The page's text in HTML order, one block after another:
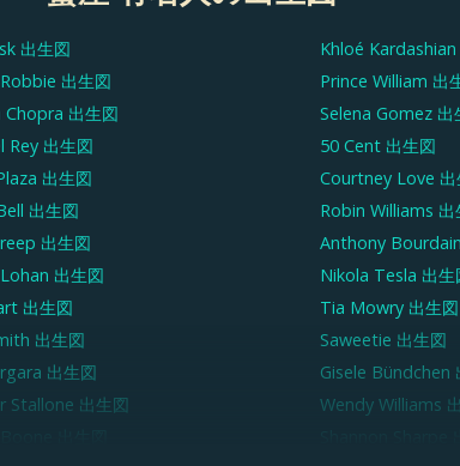
出生図 Khloé Kardashian
出生図 Prince William 出
Chopra 出生図 Selena Gomez 出
Rey 出生図 50 Cent 出生図
出生図 Courtney Love
出生図 Robin Williams 出
出生図 Anthony Bourdain
出生図 Nikola Tesla 出生
出生図 Tia Mowry 出生図
出生図 Saweetie 出生図
出生図 Gisele Bündchen
Stallone 出生図 Wendy Williams